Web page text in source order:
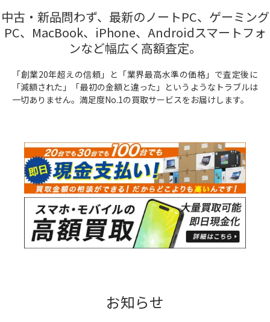
中古・新品問わず、最新のノートPC、ゲーミング
PC、MacBook、iPhone、Androidスマートフォ
ンなど幅広く高額査定。
「創業20年超えの信頼」と「業界最高水準の価格」で査定後に
「減額された」「最初の金額と違った」というようなトラブルは
一切ありません。満足度No.1の買取サービスをお届けします。
お知らせ